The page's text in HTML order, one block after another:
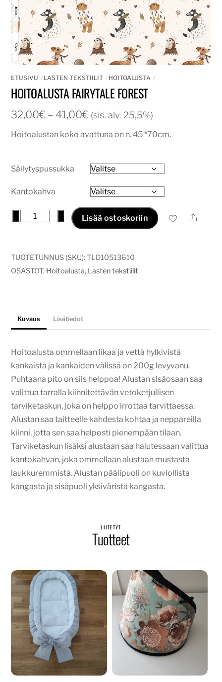
ETUSIVU LASTEN TEKSTIILIT HOITOALUSTA
HOITOALUSTA FAIRYTALE FOREST
32,00€ – 41,00€ Hintaluokka:
-
(sis. alv. 25,5%)
Hoitoalustan koko avattuna on n. 45 *70cm.
Säilytyspussukka
Kantokahva
Hoitoalusta
määrä
Lisää ostoskoriin Ale
TUOTETUNNUS (SKU):TLD10513610
OSASTOT: Hoitoalusta, Lasten tekstiilit
Kuvaus Lisätiedot
Hoitoalusta ommellaan likaa ja vettä hylkivistä
kankaista ja kankaiden välissä on 200g levyvanu.
Puhtaana pito on siis helppoa! Alustan sisäosaan saa
valittua tarralla kiinnitettävän vetoketjullisen
tarviketaskun, joka on helppo irrottaa tarvittaessa.
Alustan saa taitteelle kahdesta kohtaa ja neppareilla
kiinni, jotta sen saa helposti pienempään tilaan.
Tarviketaskun lisäksi alustaan saa halutessaan valittua
kantokahvan, joka ommellaan alustaan mustasta
laukkuremmistä. Alustan päälipuoli on kuviollista
kangasta ja sisäpuoli yksiväristä kangasta.
LIITETYT
Tuotteet